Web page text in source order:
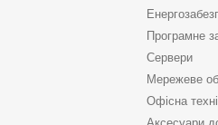
Програмне
Сервери
Мережеве
Офісна